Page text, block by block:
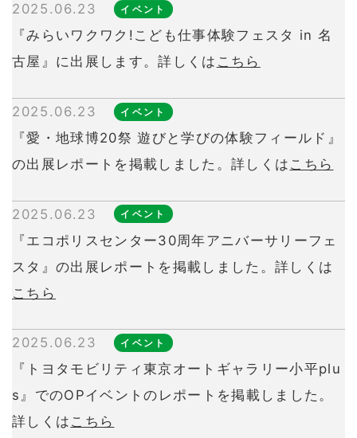
2025.06.23 イベント
『みらいワクワク!こども仕事体験フェスタ in 名
古屋』に出展します。詳しくは こちら
2025.06.23 イベント
『愛・地球博20祭 遊びと学びの体験フィールド』
の出展レポートを掲載しました。詳しくは こちら
2025.06.23 イベント
『エコポリスセンター30周年アニバーサリーフェ
スタ』の出展レポートを掲載しました。詳しくは
こちら
2025.06.23 イベント
『トヨタモビリティ東京オートギャラリー小平plu
s』でのOPイベントのレポートを掲載しました。
詳しくは こちら